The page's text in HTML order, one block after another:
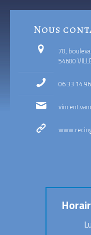
Nous
70,
54600
06 33 14